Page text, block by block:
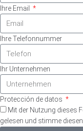
Ihre Email
Ihre Telefonnummer
Ihr Unternehmen
Protección de datos
Mit der Nutzung dieses
gelesen und stimme diesen